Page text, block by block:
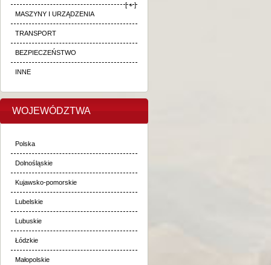
[ + ]
MASZYNY I URZĄDZENIA
TRANSPORT
BEZPIECZEŃSTWO
INNE
WOJEWÓDZTWA
Polska
Dolnośląskie
Kujawsko-pomorskie
Lubelskie
Lubuskie
Łódzkie
Małopolskie